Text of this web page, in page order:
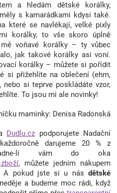
a hledám dětské korálky,
s kamarádkami kdysi také.
které se navlékají, velké pixly
korálky, to vše skoro úplně
voňavé korálky – ty vůbec
jak takové korálky asi voní.
korálky – můžete si pořídit
si přižehlíte na oblečení (ehm,
si teprve poskládáte vzor,
To jsou mi ale novinky!
maminky: Denisa Radonská
Dudlu.cz podporujete Nadační
darujeme 20 % z
li vám do oka
, můžete jedním nákupem
A pokud jste si u nás dětské
a budeme moc rádi, když